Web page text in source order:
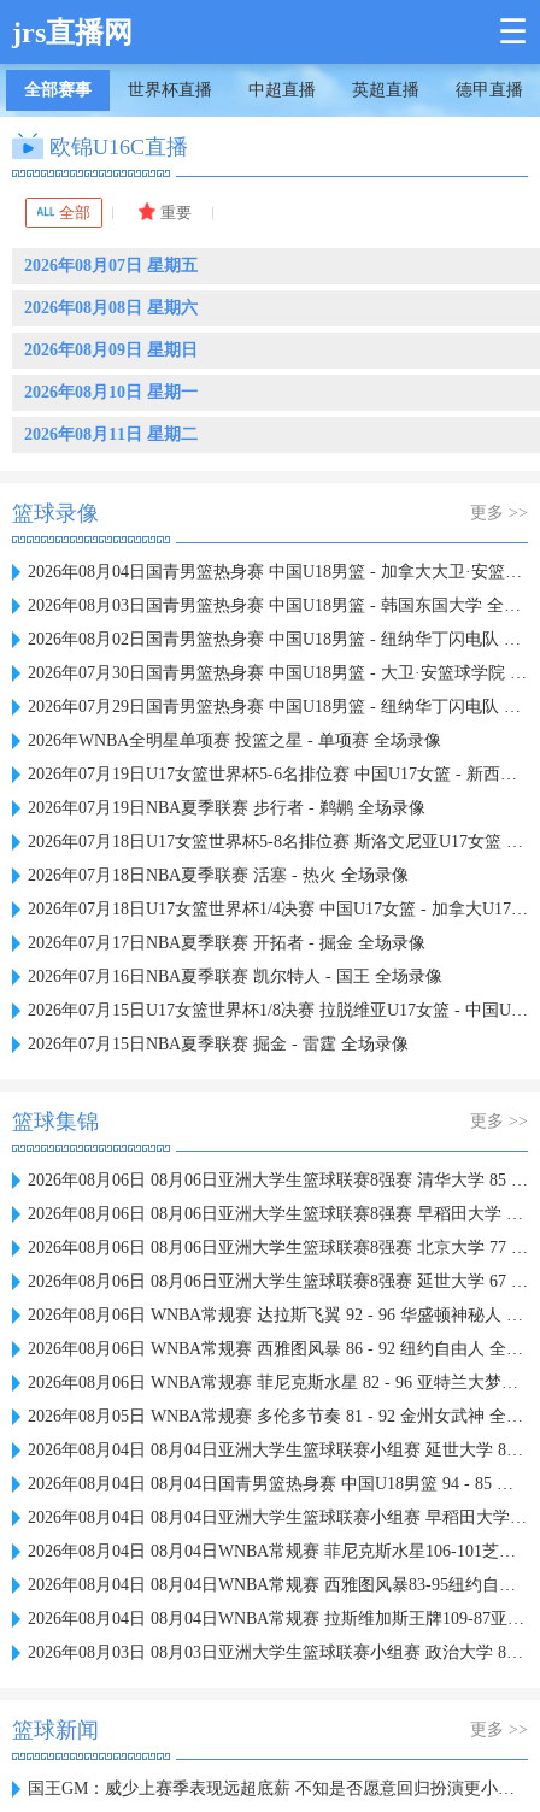
jrs直播网 ☰
全部赛事 世界杯直播 中超直播 英超直播 德甲直播
欧锦U16C直播
2026年08月07日 星期五
2026年08月08日 星期六
2026年08月09日 星期日
2026年08月10日 星期一
2026年08月11日 星期二
篮球录像 更多 >>
2026年08月04日国青男篮热身赛 中国U18男篮 - 加拿大大卫·安篮球学院 全场录像
2026年08月03日国青男篮热身赛 中国U18男篮 - 韩国东国大学 全场录像
2026年08月02日国青男篮热身赛 中国U18男篮 - 纽纳华丁闪电队 全场录像
2026年07月30日国青男篮热身赛 中国U18男篮 - 大卫·安篮球学院 全场录像
2026年07月29日国青男篮热身赛 中国U18男篮 - 纽纳华丁闪电队 全场录像
2026年WNBA全明星单项赛 投篮之星 - 单项赛 全场录像
2026年07月19日U17女篮世界杯5-6名排位赛 中国U17女篮 - 新西兰U17女篮 全场录像
2026年07月19日NBA夏季联赛 步行者 - 鹈鹕 全场录像
2026年07月18日U17女篮世界杯5-8名排位赛 斯洛文尼亚U17女篮 - 中国U17女篮 全场录像
2026年07月18日NBA夏季联赛 活塞 - 热火 全场录像
2026年07月18日U17女篮世界杯1/4决赛 中国U17女篮 - 加拿大U17女篮 录像
2026年07月17日NBA夏季联赛 开拓者 - 掘金 全场录像
2026年07月16日NBA夏季联赛 凯尔特人 - 国王 全场录像
2026年07月15日U17女篮世界杯1/8决赛 拉脱维亚U17女篮 - 中国U17女篮 录像
2026年07月15日NBA夏季联赛 掘金 - 雷霆 全场录像
篮球集锦 更多 >>
2026年08月06日 08月06日亚洲大学生篮球联赛8强赛 清华大学 85 - 81 菲律宾大学 集锦
2026年08月06日 08月06日亚洲大学生篮球联赛8强赛 早稻田大学 78 - 71 高丽大学 集锦
2026年08月06日 08月06日亚洲大学生篮球联赛8强赛 北京大学 77 - 79 上海交通大学 集锦
2026年08月06日 08月06日亚洲大学生篮球联赛8强赛 延世大学 67 - 72 政治大学 集锦
2026年08月06日 WNBA常规赛 达拉斯飞翼 92 - 96 华盛顿神秘人 全场集锦
2026年08月06日 WNBA常规赛 西雅图风暴 86 - 92 纽约自由人 全场集锦
2026年08月06日 WNBA常规赛 菲尼克斯水星 82 - 96 亚特兰大梦想 全场集锦
2026年08月05日 WNBA常规赛 多伦多节奏 81 - 92 金州女武神 全场集锦
2026年08月04日 08月04日亚洲大学生篮球联赛小组赛 延世大学 82 - 83 北京大学 集锦
2026年08月04日 08月04日国青男篮热身赛 中国U18男篮 94 - 85 加拿大大卫·安篮球学院 集锦
2026年08月04日 08月04日亚洲大学生篮球联赛小组赛 早稻田大学 71 - 86 清华大学 集锦
2026年08月04日 08月04日WNBA常规赛 菲尼克斯水星106-101芝加哥天空 全场集锦
2026年08月04日 08月04日WNBA常规赛 西雅图风暴83-95纽约自由人 全场集锦
2026年08月04日 08月04日WNBA常规赛 拉斯维加斯王牌109-87亚特兰大梦想 全场集锦
2026年08月03日 08月03日亚洲大学生篮球联赛小组赛 政治大学 83 - 71 上海交通大学 集锦
篮球新闻 更多 >>
国王GM：威少上赛季表现远超底薪 不知是否愿意回归扮演更小角色